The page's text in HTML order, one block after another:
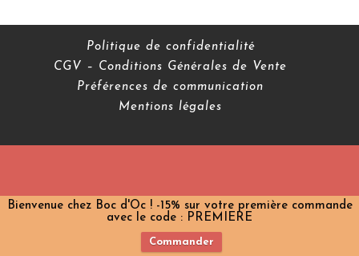
Politique de confidentialité
CGV – Conditions Générales de Vente
Préférences de communication
Mentions légales
Bienvenue chez Boc d'Oc ! -15% sur votre première commande
avec le code : PREMIERE
Commander